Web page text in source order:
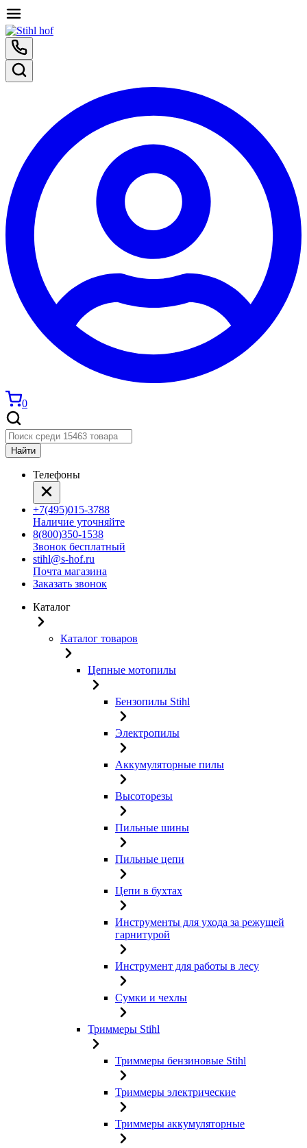
0
Найти
Телефоны
+7(495)015-3788
Наличие уточняйте
8(800)350-1538
Звонок бесплатный
stihl@s-hof.ru
Почта магазина
Заказать звонок
Каталог
Каталог товаров
Цепные мотопилы
Бензопилы Stihl
Электропилы
Аккумуляторные пилы
Высоторезы
Пильные шины
Пильные цепи
Цепи в бухтах
Инструменты для ухода за режущей
гарнитурой
Инструмент для работы в лесу
Сумки и чехлы
Триммеры Stihl
Триммеры бензиновые Stihl
Триммеры электрические
Триммеры аккумуляторные